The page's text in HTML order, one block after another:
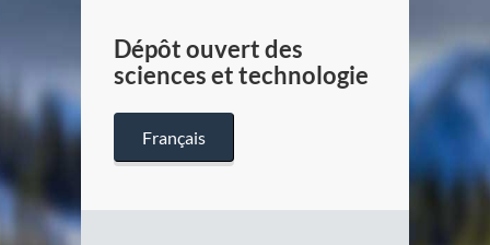
Dépôt ouvert des
sciences et technologie
Français